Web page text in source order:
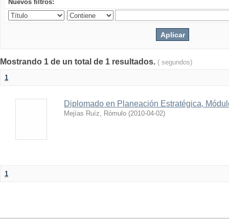
Nuevos filtros:
Mostrando 1 de un total de 1 resultados. ( segundos)
1
Diplomado en Planeación Estratégica,
Mejías Ruíz, Rómulo (2010-04-02)
1